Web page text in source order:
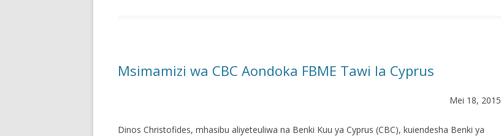
Msimamizi wa CBC Aondoka FBME Tawi la Cyprus
Mei 18, 2015
Dinos Christofides, mhasibu aliyeteuliwa na Benki Kuu ya Cyprus (CBC), kuiendesha Benki ya